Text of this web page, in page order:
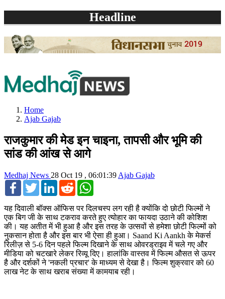
Headline
Home
Ajab Gajab
राजकुमार की मेड इन चाइना, तापसी और भूमि की
सांड की आंख से आगे
Medhaj News 28 Oct 19 , 06:01:39 Ajab Gajab
FacebookTwitterLinkedInReddit
यह दिवाली बॉक्स ऑफिस पर दिलचस्प लग रही है क्योंकि दो छोटी फिल्मों ने
एक बिग जी के साथ टकराव करते हुए त्योहार का फायदा उठाने की कोशिश
की। यह अतीत में भी हुआ है और इस तरह के उत्सवों से हमेशा छोटी फिल्मों को
नुकसान होता है और इस बार भी ऐसा ही हुआ। Saand Ki Aankh के मेकर्स
रिलीज़ से 5-6 दिन पहले फिल्म दिखाने के साथ ओवरड्राइव में चले गए और
मीडिया को चटखारे लेकर रिव्यू दिए। हालांकि वास्तव में फिल्म औसत से ऊपर
है और दर्शकों ने 'नकली प्रचार' के माध्यम से देखा है। फिल्म शुक्रवार को 60
लाख नेट के साथ खराब संख्या में कामयाब रही।